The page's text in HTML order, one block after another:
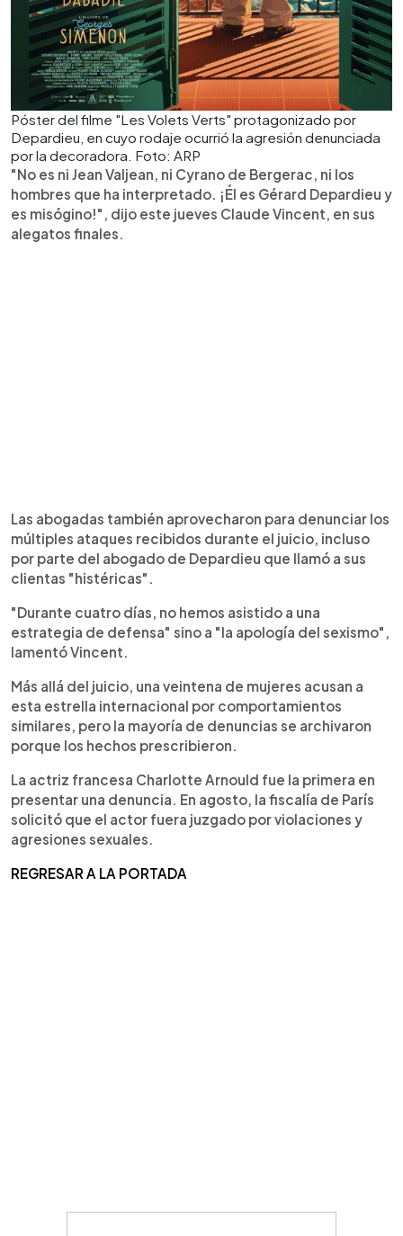
Póster del filme "Les Volets Verts" protagonizado por
Depardieu, en cuyo rodaje ocurrió la agresión denunciada
por la decoradora. Foto: ARP
"No es ni Jean Valjean, ni Cyrano de Bergerac, ni los
hombres que ha interpretado. ¡Él es Gérard Depardieu y
es misógino!", dijo este jueves Claude Vincent, en sus
alegatos finales.
Las abogadas también aprovecharon para denunciar los
múltiples ataques recibidos durante el juicio, incluso
por parte del abogado de Depardieu que llamó a sus
clientas "histéricas".
"Durante cuatro días, no hemos asistido a una
estrategia de defensa" sino a "la apología del sexismo",
lamentó Vincent.
Más allá del juicio, una veintena de mujeres acusan a
esta estrella internacional por comportamientos
similares, pero la mayoría de denuncias se archivaron
porque los hechos prescribieron.
La actriz francesa Charlotte Arnould fue la primera en
presentar una denuncia. En agosto, la fiscalía de París
solicitó que el actor fuera juzgado por violaciones y
agresiones sexuales.
REGRESAR A LA PORTADA